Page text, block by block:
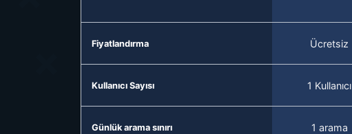
Fiyatlandırma Ücretsiz
Kullanıcı Sayısı 1 Kullanıcı
Günlük arama sınırı 1 arama